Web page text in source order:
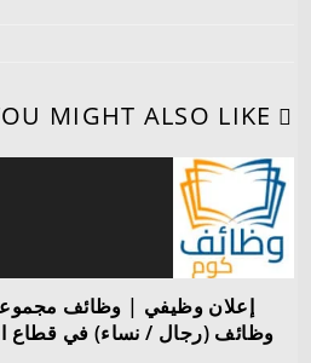
MIGHT ALSO LIKE
إعلان وظيفي | وظائف مجموعة
وظائف (رجال / نساء) في قطاع